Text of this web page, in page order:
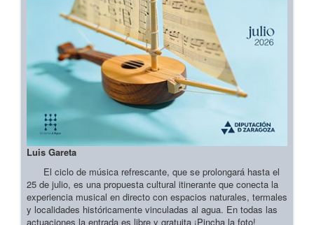
Luis Gareta
El ciclo de música refrescante, que se prolongará hasta el
25 de julio, es una propuesta cultural itinerante que conecta la
experiencia musical en directo con espacios naturales, termales
y localidades históricamente vinculadas al agua. En todas las
actuaciones la entrada es libre y gratuita ¡Pincha la foto!